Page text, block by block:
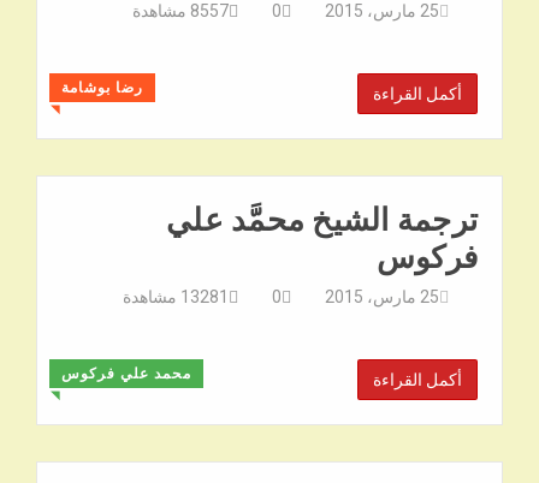
25 مارس، 2015 0
8557 مشاهدة
رضا بوشامة
◥
أكمل القراءة
ترجمة الشيخ محمَّد علي
فركوس
25 مارس، 2015 0
13281 مشاهدة
محمد علي فركوس
◥
أكمل القراءة